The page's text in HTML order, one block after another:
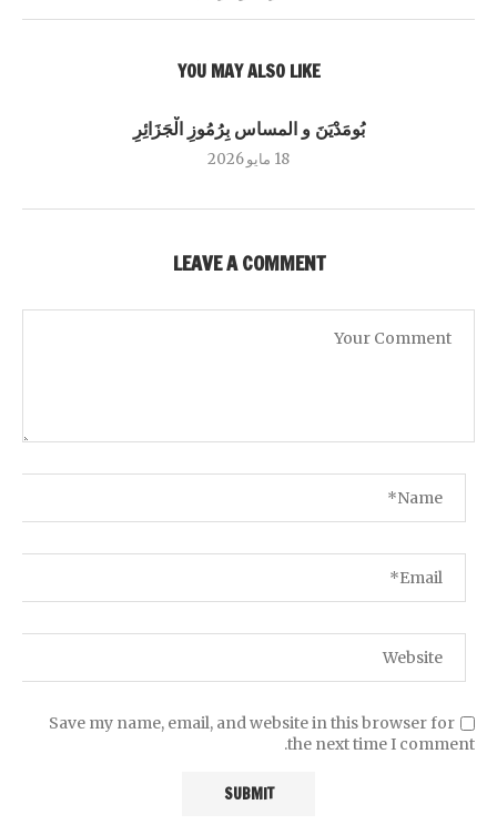
YOU MAY ALSO LIKE
بُومَدْيَنَ و المساس بِرُمُوزِ الْجَزَائِرِ
18 مايو 2026
LEAVE A COMMENT
Save my name, email, and website in this browser for
the next time I comment.